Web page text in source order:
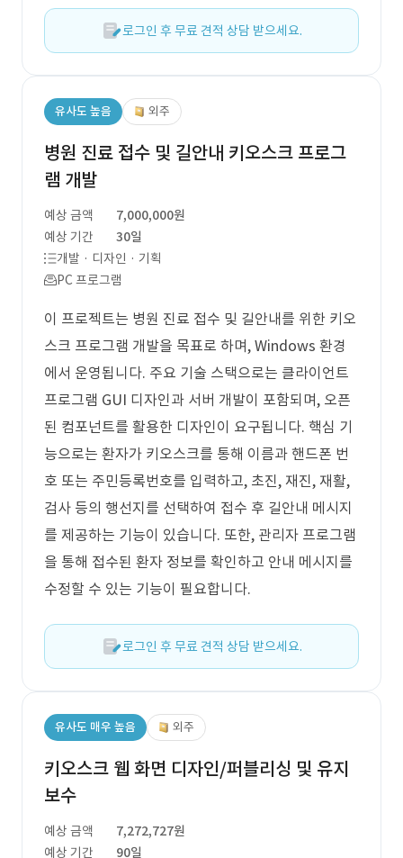
로그인 후 무료 견적 상담 받으세요.
유사도 높음 외주
병원 진료 접수 및 길안내 키오스크 프로그
램 개발
예상 금액
7,000,000원
예상 기간
30일
개발 · 디자인 · 기획
PC 프로그램
이 프로젝트는 병원 진료 접수 및 길안내를 위한 키오
스크 프로그램 개발을 목표로 하며, Windows 환경
에서 운영됩니다. 주요 기술 스택으로는 클라이언트
프로그램 GUI 디자인과 서버 개발이 포함되며, 오픈
된 컴포넌트를 활용한 디자인이 요구됩니다. 핵심 기
능으로는 환자가 키오스크를 통해 이름과 핸드폰 번
호 또는 주민등록번호를 입력하고, 초진, 재진, 재활,
검사 등의 행선지를 선택하여 접수 후 길안내 메시지
를 제공하는 기능이 있습니다. 또한, 관리자 프로그램
을 통해 접수된 환자 정보를 확인하고 안내 메시지를
수정할 수 있는 기능이 필요합니다.
로그인 후 무료 견적 상담 받으세요.
유사도 매우 높음 외주
키오스크 웹 화면 디자인/퍼블리싱 및 유지
보수
예상 금액
7,272,727원
예상 기간
90일